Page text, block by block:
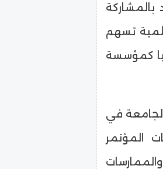
بالمشاركة
تسهم
كمؤسسة
في
المؤتمر